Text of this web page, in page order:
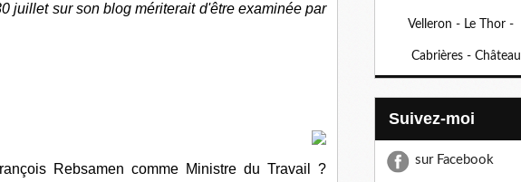
juillet sur son blog mériterait d'être examinée par
Rebsamen comme Ministre du Travail ?
Velleron - Le Thor -
Cabrières -
Suivez-moi
sur Facebook